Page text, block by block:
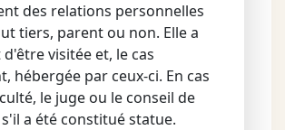
des relations personnelles
tiers, parent ou non. Elle a
visitée et, le cas
hébergée par ceux-ci. En cas
le juge ou le conseil de
a été constitué statue.